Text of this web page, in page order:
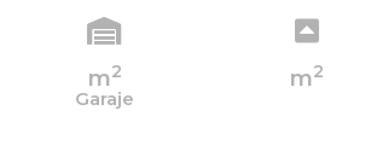
m2
Garaje
m2